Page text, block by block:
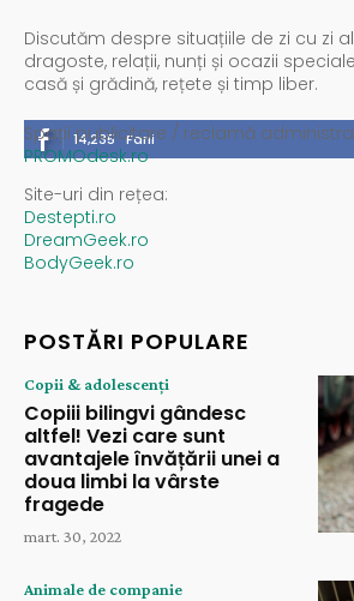
Discutăm despre situațiile de zi cu zi
dragoste, relații, nunți și ocazii
casă și grădină, rețete și timp liber.
14,235 Fani
Spații publicitare / reclamă
PROMOdesk.ro
Site-uri din rețea:
Destepti.ro
DreamGeek.ro
BodyGeek.ro
POSTĂRI POPULARE
Copii & adolescenți
Copiii bilingvi gândesc
altfel! Vezi care sunt
avantajele învățării unei a
doua limbi la vârste
fragede
mart. 30, 2022
Animale de companie